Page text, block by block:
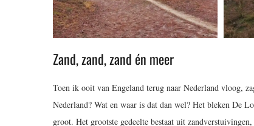
Zand, zand, zand én meer
Toen ik ooit van Engeland terug naar Nederland vloog,
Nederland? Wat en waar is dat dan wel? Het bleken De
groot. Het grootste gedeelte bestaat uit